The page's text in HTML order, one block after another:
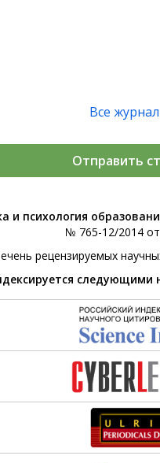
Все
Отправить
и психология
№ 765-12/2014
рецензируемых